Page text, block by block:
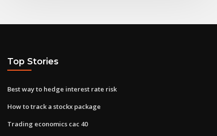
Top Stories
Best way to hedge interest rate risk
How to track a stockx package
Trading economics cac 40